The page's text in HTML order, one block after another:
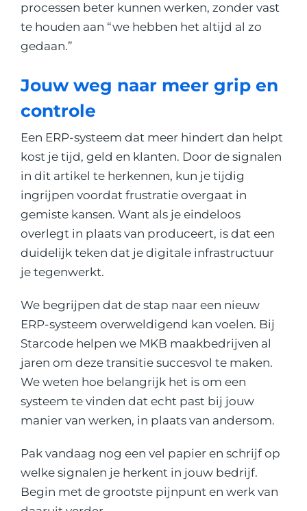
processen beter kunnen werken, zonder vast
te houden aan “we hebben het altijd al zo
gedaan.”
Jouw weg naar meer grip en
controle
Een ERP-systeem dat meer hindert dan helpt
kost je tijd, geld en klanten. Door de signalen
in dit artikel te herkennen, kun je tijdig
ingrijpen voordat frustratie overgaat in
gemiste kansen. Want als je eindeloos
overlegt in plaats van produceert, is dat een
duidelijk teken dat je digitale infrastructuur
je tegenwerkt.
We begrijpen dat de stap naar een nieuw
ERP-systeem overweldigend kan voelen. Bij
Starcode helpen we MKB maakbedrijven al
jaren om deze transitie succesvol te maken.
We weten hoe belangrijk het is om een
systeem te vinden dat echt past bij jouw
manier van werken, in plaats van andersom.
Pak vandaag nog een vel papier en schrijf op
welke signalen je herkent in jouw bedrijf.
Begin met de grootste pijnpunt en werk van